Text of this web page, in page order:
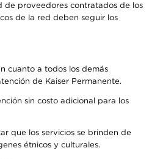
de proveedores contratados de los
de la red deben seguir los
cuanto a todos los demás
de Kaiser Permanente.
sin costo adicional para los
que los servicios se brinden de
étnicos y culturales.